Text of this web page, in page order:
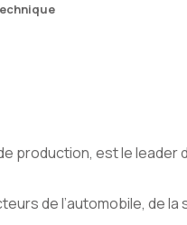
production, est le leader
de l’automobile, de la